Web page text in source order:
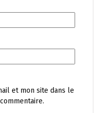
et mon site dans le